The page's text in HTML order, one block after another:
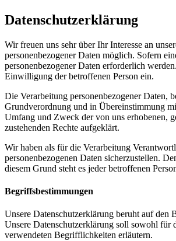
Datenschutzerklärung
Wir freuen uns sehr über Ihr Interesse an
personenbezogener Daten möglich. Sofern
personenbezogener Daten erforderlich
Einwilligung der betroffenen Person ein.
Die Verarbeitung personenbezogener Daten,
Grundverordnung und in Übereinstimmung
Umfang und Zweck der von uns erhobenen,
zustehenden Rechte aufgeklärt.
Wir haben als für die Verarbeitung
personenbezogenen Daten sicherzustellen.
diesem Grund steht es jeder betroffenen
Begriffsbestimmungen
Unsere Datenschutzerklärung beruht auf
Unsere Datenschutzerklärung soll sowohl für
verwendeten Begrifflichkeiten erläutern.